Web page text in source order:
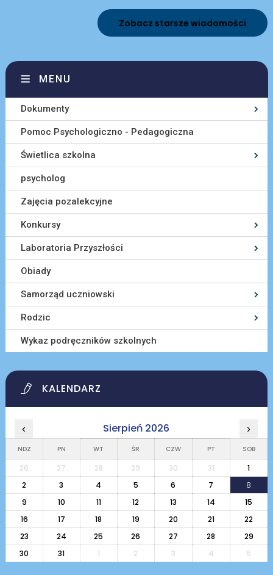
Zobacz starsze wiadomości
MENU
Dokumenty
Pomoc Psychologiczno - Pedagogiczna
Świetlica szkolna
psycholog
Zajęcia pozalekcyjne
Konkursy
Laboratoria Przyszłości
Obiady
Samorząd uczniowski
Rodzic
Wykaz podręczników szkolnych
KALENDARZ
‹ Sierpień 2026 ›
NDZ PN WT ŚR CZW PT SOB
26 27 28 29 30 31
1
2
3 4 5 6 7
8
9
10 11 12 13 14
15
16
17 18 19 20 21
22
23
24 25 26 27 28
29
30
31 1 2 3 4 5